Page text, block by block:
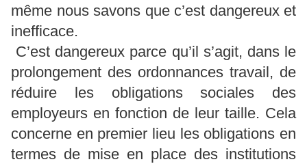
même nous savons que c’est dangereux et
inefficace.
C’est dangereux parce qu’il s’agit, dans le
prolongement des ordonnances travail, de
réduire les obligations sociales des
employeurs en fonction de leur taille. Cela
concerne en premier lieu les obligations en
termes de mise en place des institutions